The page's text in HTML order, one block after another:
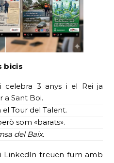
bicis
celebra 3 anys i el Rei ja
a Sant Boi.
Tour del Talent.
som «barats».
del Baix.
LinkedIn treuen fum amb